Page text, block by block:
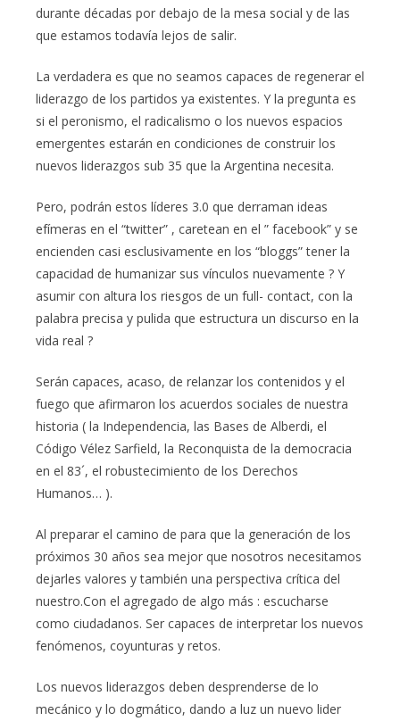
durante décadas por debajo de la mesa social y de las
que estamos todavía lejos de salir.
La verdadera es que no seamos capaces de regenerar el
liderazgo de los partidos ya existentes. Y la pregunta es
si el peronismo, el radicalismo o los nuevos espacios
emergentes estarán en condiciones de construir los
nuevos liderazgos sub 35 que la Argentina necesita.
Pero, podrán estos líderes 3.0 que derraman ideas
efímeras en el “twitter” , caretean en el ” facebook” y se
encienden casi esclusivamente en los “bloggs” tener la
capacidad de humanizar sus vínculos nuevamente ? Y
asumir con altura los riesgos de un full- contact, con la
palabra precisa y pulida que estructura un discurso en la
vida real ?
Serán capaces, acaso, de relanzar los contenidos y el
fuego que afirmaron los acuerdos sociales de nuestra
historia ( la Independencia, las Bases de Alberdi, el
Código Vélez Sarfield, la Reconquista de la democracia
en el 83´, el robustecimiento de los Derechos
Humanos… ).
Al preparar el camino de para que la generación de los
próximos 30 años sea mejor que nosotros necesitamos
dejarles valores y también una perspectiva crítica del
nuestro.Con el agregado de algo más : escucharse
como ciudadanos. Ser capaces de interpretar los nuevos
fenómenos, coyunturas y retos.
Los nuevos liderazgos deben desprenderse de lo
mecánico y lo dogmático, dando a luz un nuevo lider